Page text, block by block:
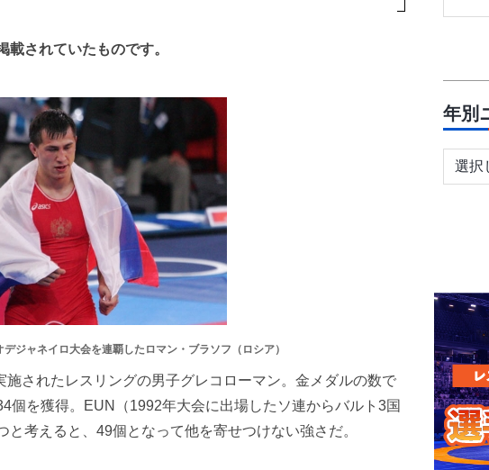
されていたものです。
ジャネイロ大会を連覇したロマン・ブラソフ（ロシア）
されたレスリングの男子グレコローマン。金メダルの数で
個を獲得。EUN（1992年大会に出場したソ連からバルト3国
考えると、49個となって他を寄せつけない強さだ。
年別